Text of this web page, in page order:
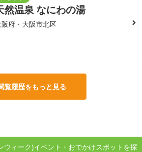
然温泉 なにわの湯
阪府・大阪市北区
覧履歴をもっと見る
ウィーク)イベント・おでかけスポットを探